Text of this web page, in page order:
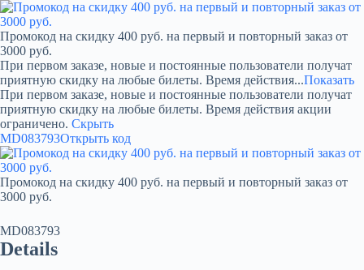
Промокод на скидку 400 руб. на первый и повторный заказ от
3000 руб.
При первом заказе, новые и постоянные пользователи получат
приятную скидку на любые билеты. Время действия...Показать
При первом заказе, новые и постоянные пользователи получат
приятную скидку на любые билеты. Время действия акции
ограничено. Скрыть
MD083793Открыть код
Промокод на скидку 400 руб. на первый и повторный заказ от
3000 руб.
MD083793
Details